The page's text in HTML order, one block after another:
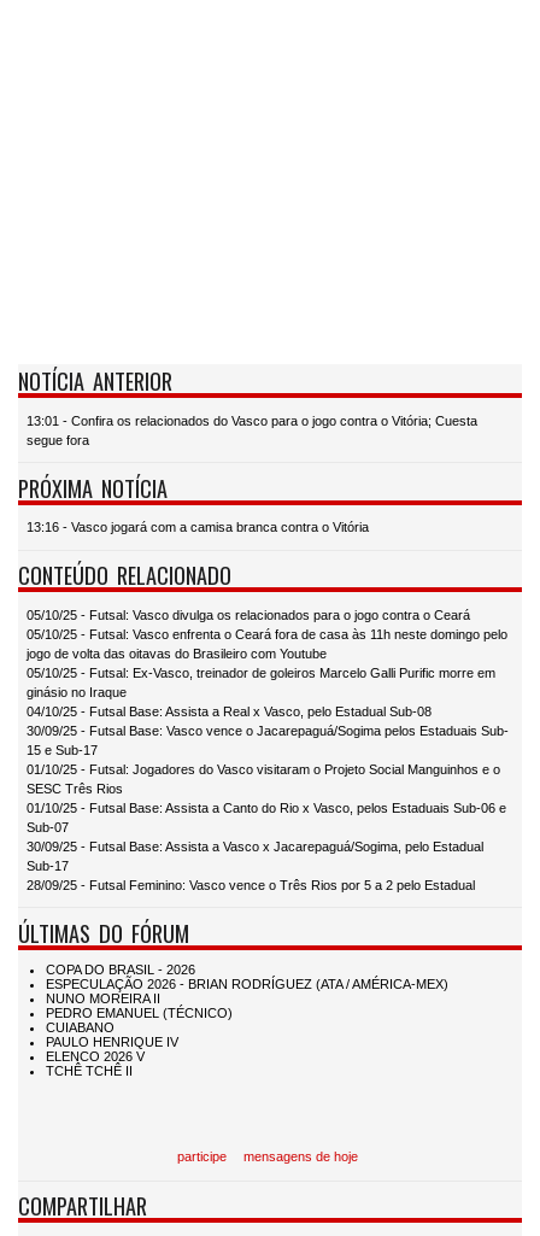
NOTÍCIA ANTERIOR
13:01 - Confira os relacionados do Vasco para o jogo contra o Vitória; Cuesta
segue fora
PRÓXIMA NOTÍCIA
13:16 - Vasco jogará com a camisa branca contra o Vitória
CONTEÚDO RELACIONADO
05/10/25 - Futsal: Vasco divulga os relacionados para o jogo contra o Ceará
05/10/25 - Futsal: Vasco enfrenta o Ceará fora de casa às 11h neste domingo pelo
jogo de volta das oitavas do Brasileiro com Youtube
05/10/25 - Futsal: Ex-Vasco, treinador de goleiros Marcelo Galli Purific morre em
ginásio no Iraque
04/10/25 - Futsal Base: Assista a Real x Vasco, pelo Estadual Sub-08
30/09/25 - Futsal Base: Vasco vence o Jacarepaguá/Sogima pelos Estaduais Sub-
15 e Sub-17
01/10/25 - Futsal: Jogadores do Vasco visitaram o Projeto Social Manguinhos e o
SESC Três Rios
01/10/25 - Futsal Base: Assista a Canto do Rio x Vasco, pelos Estaduais Sub-06 e
Sub-07
30/09/25 - Futsal Base: Assista a Vasco x Jacarepaguá/Sogima, pelo Estadual
Sub-17
28/09/25 - Futsal Feminino: Vasco vence o Três Rios por 5 a 2 pelo Estadual
ÚLTIMAS DO FÓRUM
participe mensagens de hoje
COMPARTILHAR